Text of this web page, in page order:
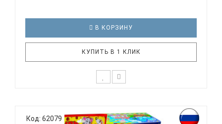
В КОРЗИНУ
КУПИТЬ В 1 КЛИК
составе набора Состав набора:- конструктор
"Паровозик"- деревянные кубики на палочке
Код: 62079